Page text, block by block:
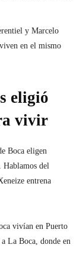
y Marcelo
en el mismo
eligió
vivir
Boca eligen
. Hablamos del
entrena
vivían en Puerto
La Boca, donde en